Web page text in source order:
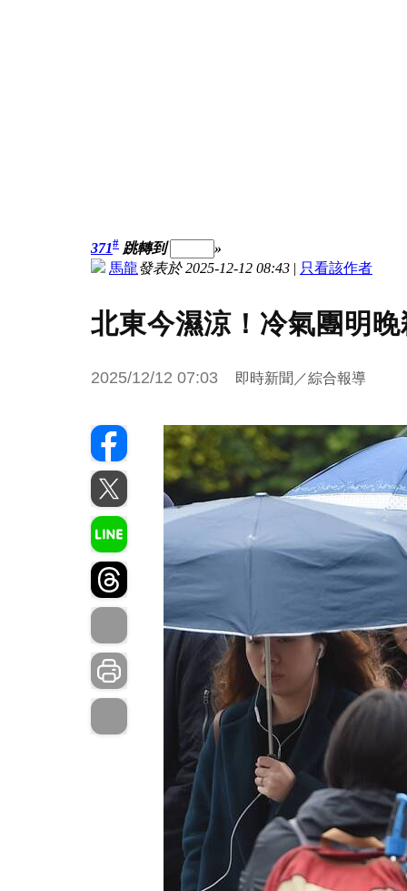
371# 跳轉到
»
馬龍發表於 2025-12-12 08:43 | 只看該作者
北東今濕涼！冷氣團明
2025/12/12 07:03 即時新聞／綜合報導